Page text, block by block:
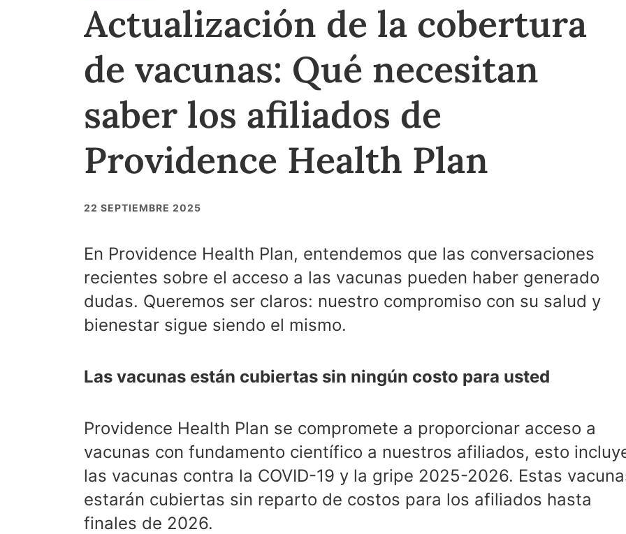
Actualización de la cobertura
de vacunas: Qué necesitan
saber los afiliados de
Providence Health Plan
22 SEPTIEMBRE 2025
En Providence Health Plan, entendemos que las conversaciones
recientes sobre el acceso a las vacunas pueden haber generado
dudas. Queremos ser claros: nuestro compromiso con su salud y
bienestar sigue siendo el mismo.
Las vacunas están cubiertas sin ningún costo para usted
Providence Health Plan se compromete a proporcionar acceso a
vacunas con fundamento científico a nuestros afiliados, esto
las vacunas contra la COVID-19 y la gripe 2025-2026. Estas
estarán cubiertas sin reparto de costos para los afiliados hasta
finales de 2026.